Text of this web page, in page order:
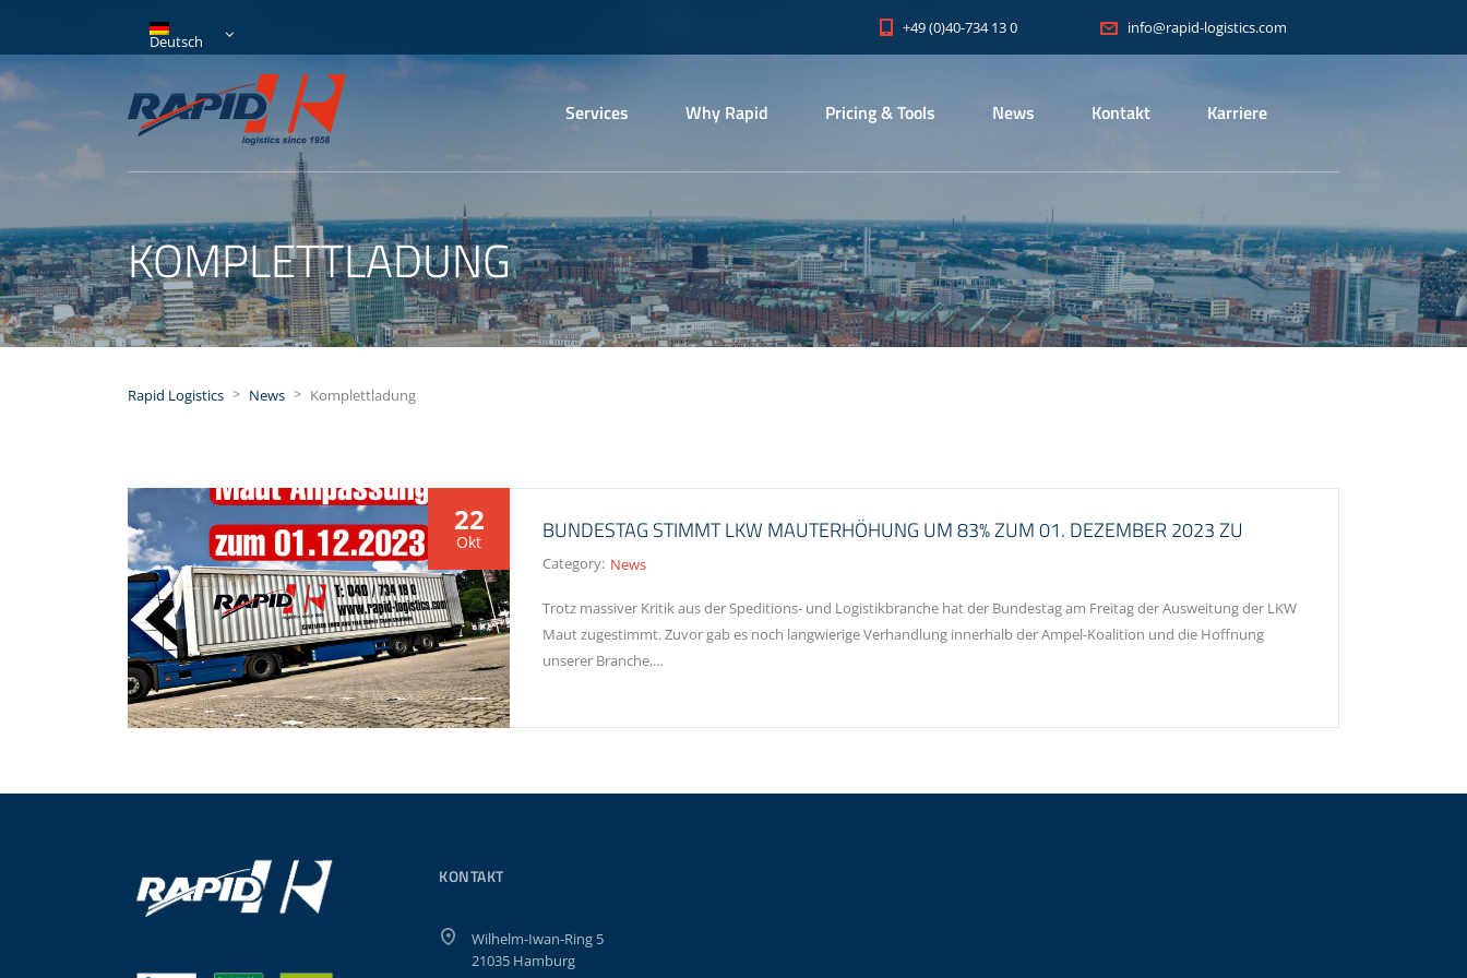
Deutsch
+49 (0)40-734 13 0 info@rapid-logistics.com
Services Why Rapid Pricing & Tools News Kontakt Karriere
KOMPLETTLADUNG
Rapid Logistics > News > Komplettladung
22
Okt BUNDESTAG STIMMT LKW MAUTERHÖHUNG UM 83% ZUM 01. DEZEMBER 2023 ZU
Category: News
Trotz massiver Kritik aus der Speditions- und Logistikbranche hat der Bundestag am Freitag der Ausweitung der LKW
Maut zugestimmt. Zuvor gab es noch langwierige Verhandlung innerhalb der Ampel-Koalition und die Hoffnung
unserer Branche,…
KONTAKT
Wilhelm-Iwan-Ring 5
21035 Hamburg